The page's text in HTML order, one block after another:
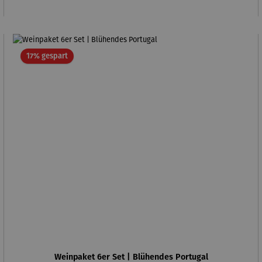
17% gespartRabatt
Weinpaket 6er Set | Blühendes Portugal